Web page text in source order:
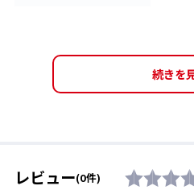
ー
レビュー(0件)